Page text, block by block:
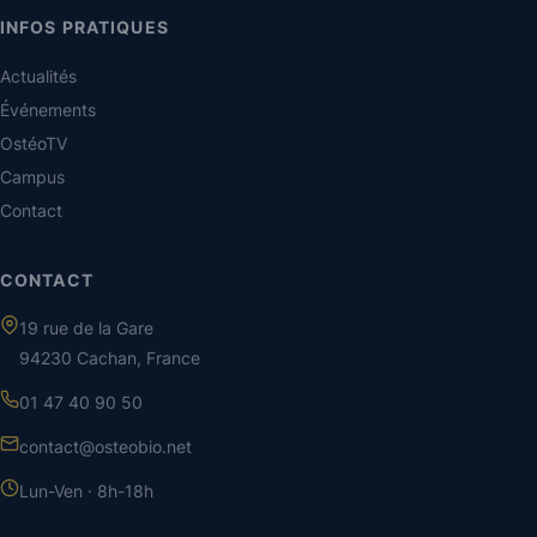
INFOS PRATIQUES
Actualités
Événements
OstéoTV
Campus
Contact
CONTACT
19 rue de la Gare
94230 Cachan, France
01 47 40 90 50
contact@osteobio.net
Lun-Ven · 8h-18h